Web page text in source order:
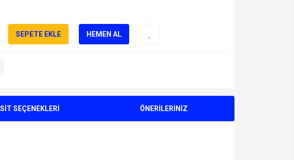
SEPETE EKLE HEMEN AL
SEÇENEKLERİ ÖNERİLERİNİZ